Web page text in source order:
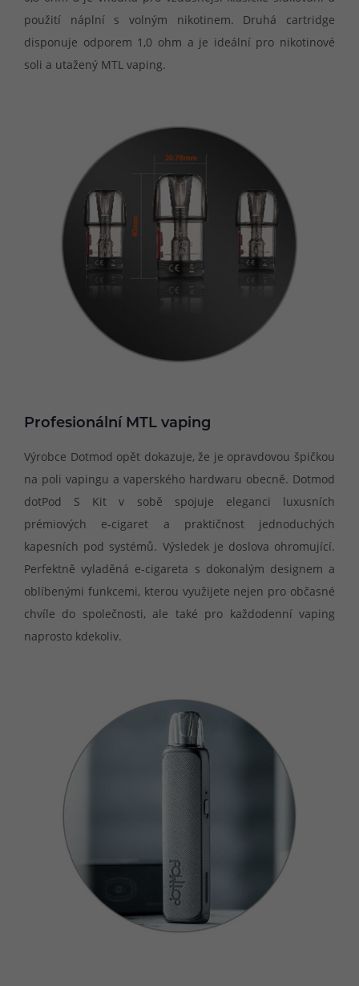
použití náplní s volným nikotinem. Druhá cartridge
disponuje odporem 1,0 ohm a je ideální pro nikotinové
soli a utažený MTL vaping.
Profesionální MTL vaping
Výrobce Dotmod opět dokazuje, že je opravdovou špičkou
na poli vapingu a vaperského hardwaru obecně. Dotmod
dotPod S Kit v sobě spojuje eleganci luxusních
prémiových e-cigaret a praktičnost jednoduchých
kapesních pod systémů. Výsledek je doslova ohromující.
Perfektně vyladěná e-cigareta s dokonalým designem a
oblíbenými funkcemi, kterou využijete nejen pro občasné
chvíle do společnosti, ale také pro každodenní vaping
naprosto kdekoliv.